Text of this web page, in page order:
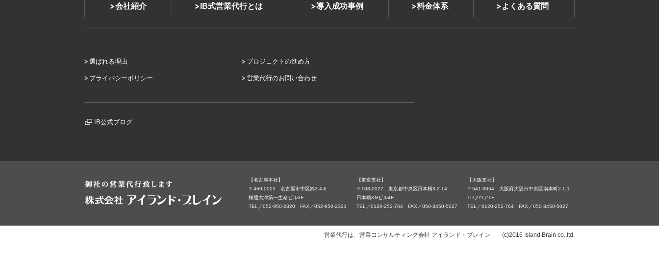
会社紹介 IB式営業代行とは 導入成功事例 料金体系 よくある質問
選ばれる理由 プロジェクトの進め方
プライバシーポリシー 営業代行のお問い合わせ
IB公式ブログ
【名古屋本社】
〒460-0003 名古屋市中区錦3-4-6
桜通大津第一生命ビル3F
TEL／052-950-2320 FAX／052-950-2321
【東京支社】
〒103-0027 東京都中央区日本橋3-2-14
日本橋KNビル4F
TEL／0120-252-764 FAX／050-3450-5027
【大阪支社】
〒541-0054 大阪府大阪市中央区南本町2-1-1
TDフロア1F
TEL／0120-252-764 FAX／050-3450-5027
営業代行は、営業コンサルティング会社 アイランド・ブレイン (c)2016 Island Brain co.,ltd.